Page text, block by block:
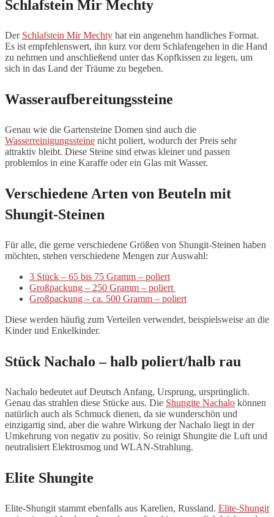
Schlafstein Mir Mechty
Der Schlafstein Mir Mechty hat ein angenehm handliches Format.
Es ist empfehlenswert, ihn kurz vor dem Schlafengehen in die Hand
zu nehmen und anschließend unter das Kopfkissen zu legen, um
sich in das Land der Träume zu begeben.
Wasseraufbereitungssteine
Genau wie die Gartensteine Domen sind auch die
Wasserreinigungssteine nicht poliert, wodurch der Preis sehr
attraktiv bleibt. Diese Steine sind etwas kleiner und passen
problemlos in eine Karaffe oder ein Glas mit Wasser.
Verschiedene Arten von Beuteln mit
Shungit-Steinen
Für alle, die gerne verschiedene Größen von Shungit-Steinen haben
möchten, stehen verschiedene Mengen zur Auswahl:
3 Stück – 65 bis 75 Gramm – poliert
Großpackung – 250 Gramm – poliert
Großpackung – ca. 500 Gramm – poliert
Diese werden häufig zum Verteilen verwendet, beispielsweise an die
Kinder und Enkelkinder.
Stück Nachalo – halb poliert/halb rau
Nachalo bedeutet auf Deutsch Anfang, Ursprung, ursprünglich.
Genau das strahlen diese Stücke aus. Die Shungite Nachalo können
natürlich auch als Schmuck dienen, da sie wunderschön und
einzigartig sind, aber die wahre Wirkung der Nachalo liegt in der
Umkehrung von negativ zu positiv. So reinigt Shungite die Luft und
neutralisiert Elektrosmog und WLAN-Strahlung.
Elite Shungite
Elite-Shungit stammt ebenfalls aus Karelien, Russland. Elite-Shungit